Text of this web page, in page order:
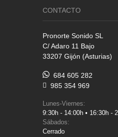
CONTACTO
Pronorte Sonido SL
C/ Adaro 11 Bajo
33207 Gijón (Asturias)
684 605 282
985 354 969
Lunes-Viernes:
9:30h - 14:00h • 16:30h -
Sábados:
Cerrado